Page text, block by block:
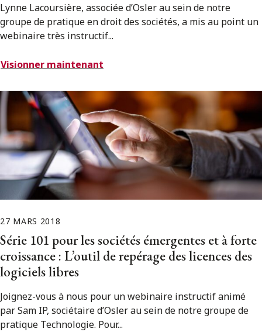
Lynne Lacoursière, associée d’Osler au sein de notre
groupe de pratique en droit des sociétés, a mis au point un
webinaire très instructif...
Visionner maintenant
27 MARS 2018
Série 101 pour les sociétés émergentes et à forte
croissance : L’outil de repérage des licences des
logiciels libres
Joignez-vous à nous pour un webinaire instructif animé
par Sam IP, sociétaire d’Osler au sein de notre groupe de
pratique Technologie. Pour...